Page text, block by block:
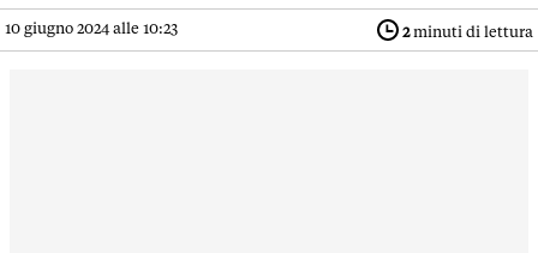
10 giugno 2024 alle 10:23 2minuti di lettura